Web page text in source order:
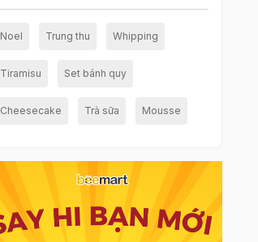
Noel Trung thu Whipping
Tiramisu Set bánh quy
Cheesecake Trà sữa Mousse